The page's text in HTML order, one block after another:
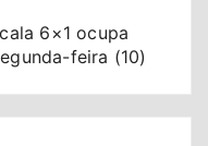
6×1 ocupa
feira (10)